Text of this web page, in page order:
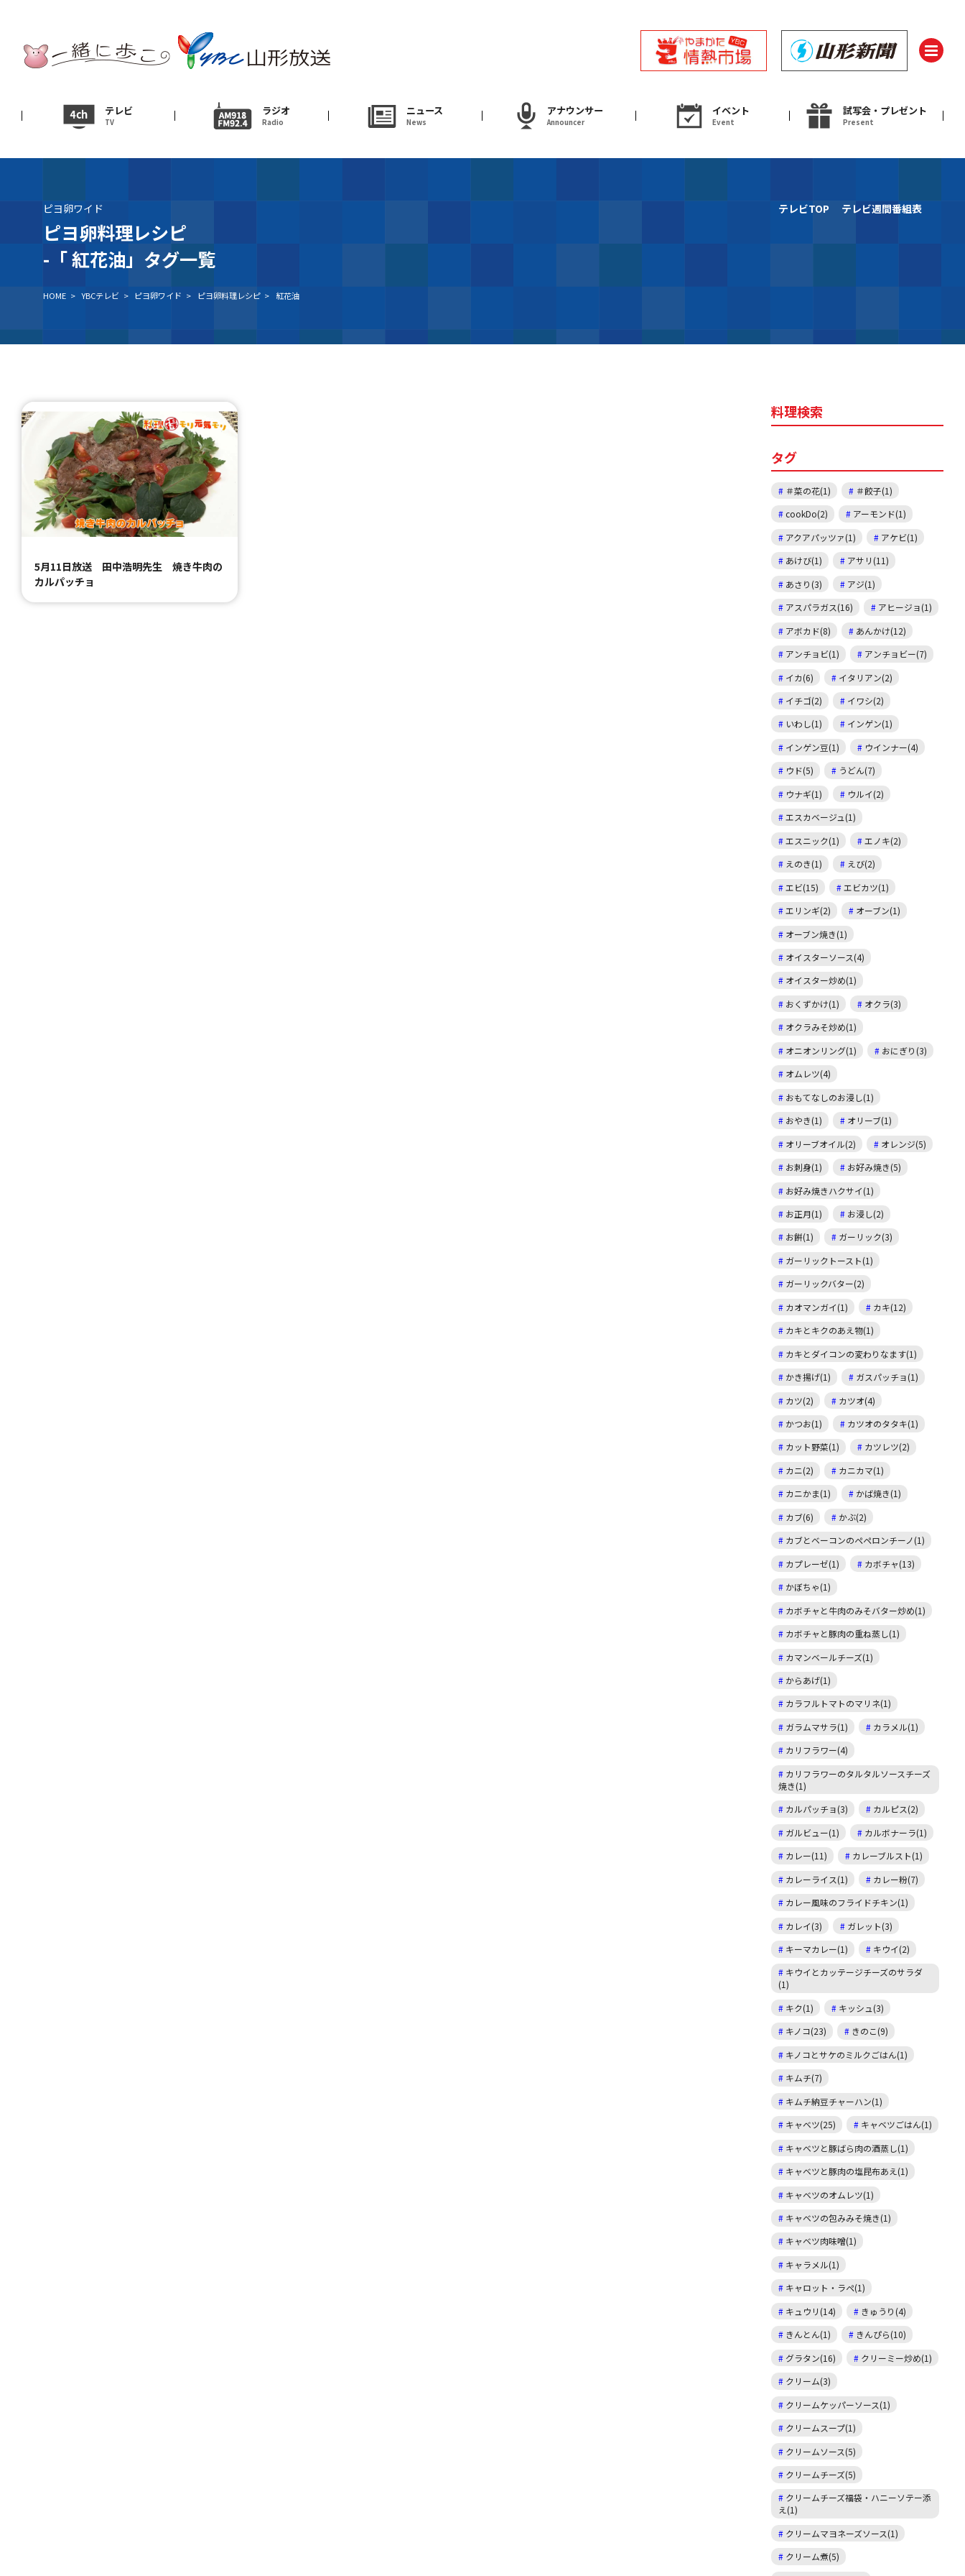
テレビ
TV
ラジオ
Radio
ニュース
News
アナウンサー
Announcer
イベント
Event
試写会・プレゼント
Present
テレビ
ニュース
News
アナウンサー
Announcer
イベント 試写会・プレゼント
ＹＢＣオンデマンド
ピヨ卵ワイド
ピヨ卵料理レシピ
-「紅花油」タグ一覧
テレビTOP テレビ週間番組表
HOME > YBCテレビ > ピヨ卵ワイド > ピヨ卵料理レシピ > 紅花油
5月11日放送 田中浩明先生 焼き牛肉の
カルパッチョ
料理検索
タグ
＃菜の花(1)
＃餃子(1)
cookDo(2)
アーモンド(1)
アクアパッツァ(1)
アケビ(1)
あけび(1)
アサリ(11)
あさり(3)
アジ(1)
アスパラガス(16)
アヒージョ(1)
アボカド(8)
あんかけ(12)
アンチョビ(1)
アンチョビー(7)
イカ(6)
イタリアン(2)
イチゴ(2)
イワシ(2)
いわし(1)
インゲン(1)
インゲン豆(1)
ウインナー(4)
ウド(5)
うどん(7)
ウナギ(1)
ウルイ(2)
エスカベージュ(1)
エスニック(1)
エノキ(2)
えのき(1)
えび(2)
エビ(15)
エビカツ(1)
エリンギ(2)
オーブン(1)
オーブン焼き(1)
オイスターソース(4)
オイスター炒め(1)
おくずかけ(1)
オクラ(3)
オクラみそ炒め(1)
オニオンリング(1)
おにぎり(3)
オムレツ(4)
おもてなしのお浸し(1)
おやき(1)
オリーブ(1)
オリーブオイル(2)
オレンジ(5)
お刺身(1)
お好み焼き(5)
お好み焼きハクサイ(1)
お正月(1)
お浸し(2)
お餅(1)
ガーリック(3)
ガーリックトースト(1)
ガーリックバター(2)
カオマンガイ(1)
カキ(12)
カキとキクのあえ物(1)
カキとダイコンの変わりなます(1)
かき揚げ(1)
ガスパッチョ(1)
カツ(2)
カツオ(4)
かつお(1)
カツオのタタキ(1)
カット野菜(1)
カツレツ(2)
カニ(2)
カニカマ(1)
カニかま(1)
かば焼き(1)
カブ(6)
かぶ(2)
カブとベーコンのペペロンチーノ(1)
カプレーゼ(1)
カボチャ(13)
かぼちゃ(1)
カボチャと牛肉のみそバター炒め(1)
カボチャと豚肉の重ね蒸し(1)
カマンベールチーズ(1)
からあげ(1)
カラフルトマトのマリネ(1)
ガラムマサラ(1)
カラメル(1)
カリフラワー(4)
カリフラワーのタルタルソースチーズ
焼き(1)
カルパッチョ(3)
カルピス(2)
ガルビュー(1)
カルボナーラ(1)
カレー(11)
カレーブルスト(1)
カレーライス(1)
カレー粉(7)
カレー風味のフライドチキン(1)
カレイ(3)
ガレット(3)
キーマカレー(1)
キウイ(2)
キウイとカッテージチーズのサラダ
(1)
キク(1)
キッシュ(3)
キノコ(23)
きのこ(9)
キノコとサケのミルクごはん(1)
キムチ(7)
キムチ納豆チャーハン(1)
キャベツ(25)
キャベツごはん(1)
キャベツと豚ばら肉の酒蒸し(1)
キャベツと豚肉の塩昆布あえ(1)
キャベツのオムレツ(1)
キャベツの包みみそ焼き(1)
キャベツ肉味噌(1)
キャラメル(1)
キャロット・ラペ(1)
キュウリ(14)
きゅうり(4)
きんとん(1)
きんぴら(10)
グラタン(16)
クリーミー炒め(1)
クリーム(3)
クリームケッパーソース(1)
クリームスープ(1)
クリームソース(5)
クリームチーズ(5)
クリームチーズ福袋・ハニーソテー添
え(1)
クリームマヨネーズソース(1)
クリーム煮(5)